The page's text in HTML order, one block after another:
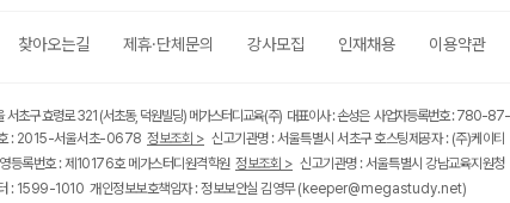
찾아오는길 제휴·단체문의 강사모집 인재채용 이용약관
초구 효령로 321 (서초동, 덕원빌딩) 메가스터디교육(주) 대표이사 : 손성은 사업자등록번호 : 780-
: 2015-서울서초-0678 정보조회 > 신고기관명 : 서울특별시 서초구 호스팅제공자 : (주)케이티
등록번호 : 제10176호 메가스터디원격학원 정보조회 > 신고기관명 : 서울특별시 강남교육지원청
: 1599-1010 개인정보보호책임자 : 정보보안실 김영무(keeper@megastudy.net)